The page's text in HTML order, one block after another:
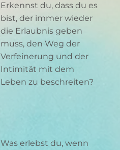
Erkennst du, dass du es
bist, der immer wieder
die Erlaubnis geben
muss, den Weg der
Verfeinerung und der
Intimität mit dem
Leben zu beschreiten?
Was erlebst du, wenn